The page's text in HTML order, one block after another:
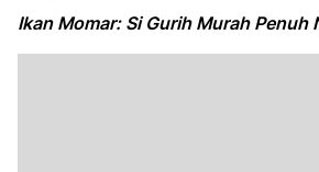
Ikan Momar: Si Gurih Murah Penuh